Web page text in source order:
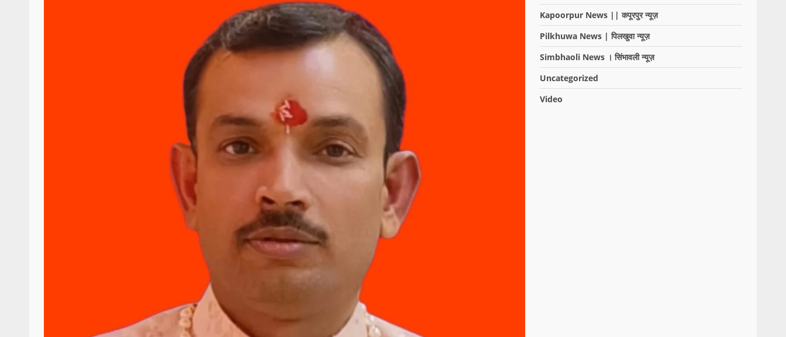
Kapoorpur News || कपूरपुर न्यूज़
Pilkhuwa News | पिलखुवा न्यूज़
Simbhaoli News । सिंभावली न्यूज़
Uncategorized
Video